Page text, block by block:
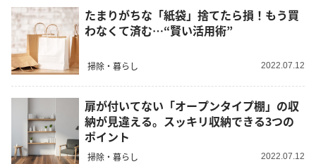
たまりがちな「紙袋」捨てたら損！もう買
わなくて済む…“賢い活用術”
掃除・暮らし 2022.07.12
扉が付いてない「オープンタイプ棚」の収
納が見違える。スッキリ収納できる3つの
ポイント
掃除・暮らし 2022.07.12